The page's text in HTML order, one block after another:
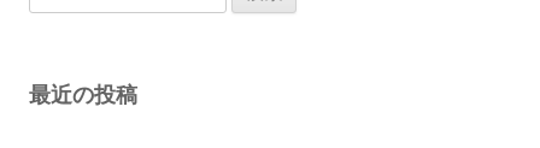
ン
索:
最近の投稿